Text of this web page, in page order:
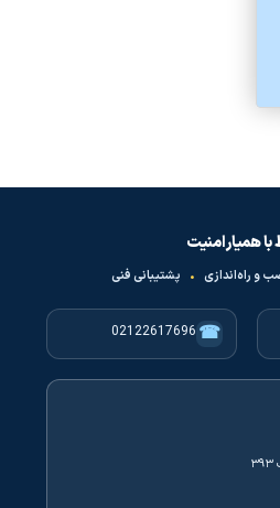
با همیار امنیت
و راه‌اندازی • پشتیبانی فنی
☎
02122617696